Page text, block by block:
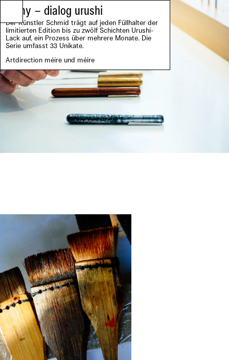
Lamy – dialog urushi
Der Künstler Schmid trägt auf jeden Füllhalter der
limitierten Edition bis zu zwölf Schichten Urushi-
Lack auf, ein Prozess über mehrere Monate. Die
Serie umfasst 33 Unikate.
Artdirection méire und méire